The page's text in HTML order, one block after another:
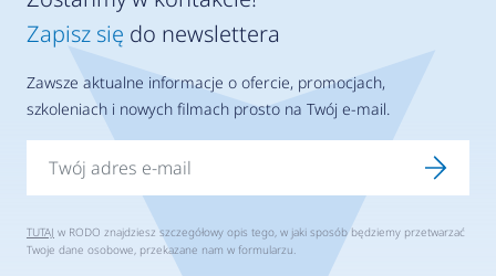
Zapisz się do newslettera
Zawsze aktualne informacje o ofercie, promocjach,
szkoleniach i nowych filmach prosto na Twój e-mail.
TUTAJ w RODO znajdziesz szczegółowy opis tego, w jaki sposób będziemy przetwarzać
Twoje dane osobowe, przekazane nam w formularzu.